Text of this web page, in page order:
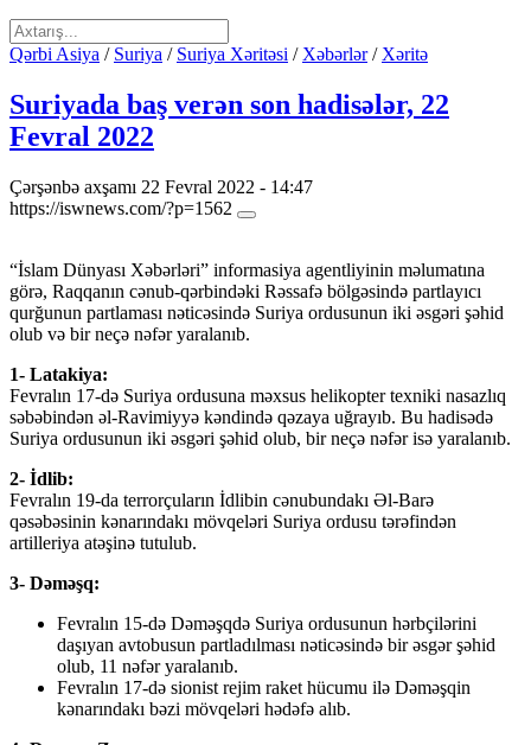
Qərbi Asiya / Suriya / Suriya Xəritəsi / Xəbərlər/ Xəritə
Suriyada baş verən son hadisələr, 22
Fevral 2022
Çərşənbə axşamı 22 Fevral 2022 - 14:47
https://iswnews.com/?p=1562
“İslam Dünyası Xəbərləri” informasiya agentliyinin məlumatına
görə, Raqqanın cənub-qərbindəki Rəssafə bölgəsində partlayıcı
qurğunun partlaması nəticəsində Suriya ordusunun iki əsgəri şəhid
olub və bir neçə nəfər yaralanıb.
1- Latakiya:
Fevralın 17-də Suriya ordusuna məxsus helikopter texniki nasazlıq
səbəbindən əl-Ravimiyyə kəndində qəzaya uğrayıb. Bu hadisədə
Suriya ordusunun iki əsgəri şəhid olub, bir neçə nəfər isə yaralanıb.
2- İdlib:
Fevralın 19-da terrorçuların İdlibin cənubundakı Əl-Barə
qəsəbəsinin kənarındakı mövqeləri Suriya ordusu tərəfindən
artilleriya atəşinə tutulub.
3- Dəməşq:
Fevralın 15-də Dəməşqdə Suriya ordusunun hərbçilərini
daşıyan avtobusun partladılması nəticəsində bir əsgər şəhid
olub, 11 nəfər yaralanıb.
Fevralın 17-də sionist rejim raket hücumu ilə Dəməşqin
kənarındakı bəzi mövqeləri hədəfə alıb.